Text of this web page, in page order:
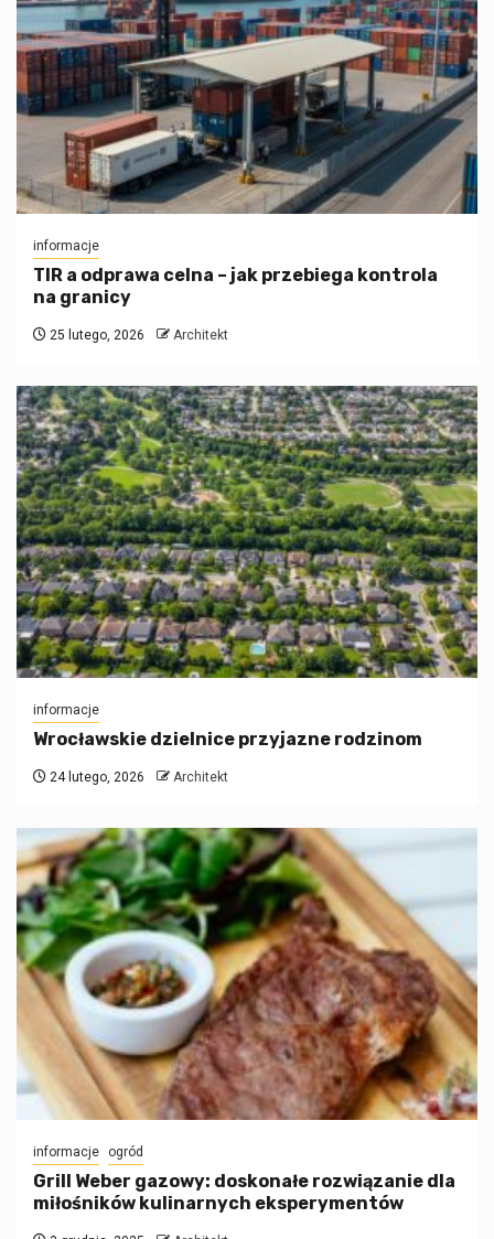
informacje
TIR a odprawa celna – jak przebiega kontrola
na granicy
25 lutego, 2026 Architekt
informacje
Wrocławskie dzielnice przyjazne rodzinom
24 lutego, 2026 Architekt
informacje ogród
Grill Weber gazowy: doskonałe rozwiązanie dla
miłośników kulinarnych eksperymentów